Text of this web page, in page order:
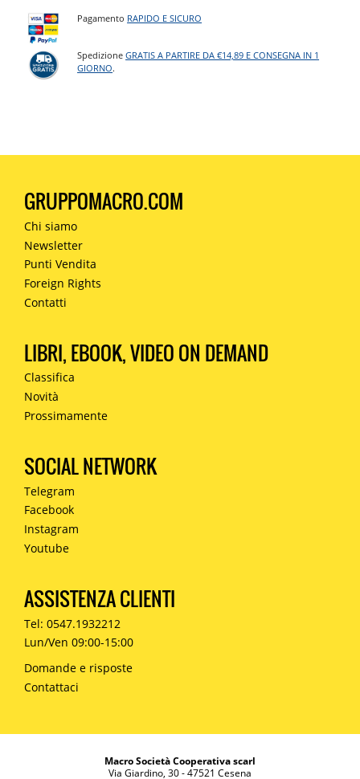
Pagamento RAPIDO E SICURO
SpedizioneGRATIS A PARTIRE DA €14,89 E CONSEGNA IN 1
GIORNO.
GRUPPOMACRO.COM
Chi siamo
Newsletter
Punti Vendita
Foreign Rights
Contatti
LIBRI, EBOOK, VIDEO ON DEMAND
Classifica
Novità
Prossimamente
SOCIAL NETWORK
Telegram
Facebook
Instagram
Youtube
ASSISTENZA CLIENTI
Tel: 0547.1932212
Lun/Ven 09:00-15:00
Domande e risposte
Contattaci
Macro Società Cooperativa scarl
Via Giardino, 30 - 47521 Cesena